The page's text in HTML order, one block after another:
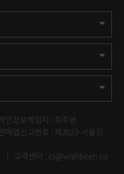
인정보책임자 : 최주영
매업신고번호 : 제2023-서울강
고객센터 : cs@wishbeen.co